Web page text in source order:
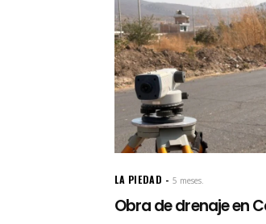
LA PIEDAD 5 meses.
Obra de drenaje en